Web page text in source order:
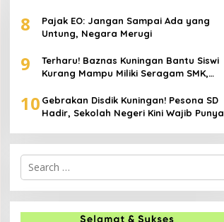
hingga Perawatan Lansia
8
Pajak EO: Jangan Sampai Ada yang
Untung, Negara Merugi
9
Terharu! Baznas Kuningan Bantu Siswi
Kurang Mampu Miliki Seragam SMK,
Padam
10 Gebrakan Disdik Kuningan! Pesona SD
Hadir, Sekolah Negeri Kini Wajib Punya
Search
for: